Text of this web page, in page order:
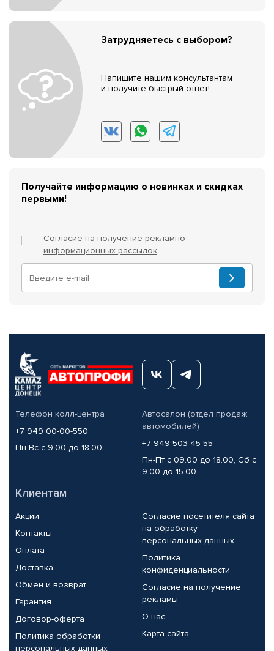
Затрудняетесь с выбором?
Напишите нашим консультантам
и получите быстрый ответ!
Получайте информацию о новинках и скидках
первыми!
Согласие на получение рекламно-
информационных рассылок
Телефон колл-центра
+7 949 00-00-550
Пн-Вс с 9.00 до 18.00
Автосалон (отдел продаж
автомобилей)
+7 949 503-45-55
Пн-Пт с 09.00 до 18.00, Сб с
9.00 до 15.00
Клиентам
Акции
Контакты
Оплата
Доставка
Обмен и возврат
Гарантия
Договор-оферта
Политика обработки
персональных данных
Согласие посетителя сайта
на обработку
персональных данных
Политика
конфиденциальности
Согласие на получение
рекламы
О нас
Карта сайта